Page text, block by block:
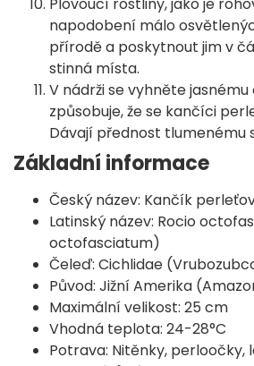
Plovoucí rostliny, jako je
napodobení málo
přírodě a poskytnout jim v
stinná místa.
V nádrži se vyhněte
způsobuje, že se kančíci
Dávají přednost tlumenému
Základní informace
Český název: Kančík
Latinský název: Rocio
octofasciatum)
Čeleď: Cichlidae
Původ: Jižní Amerika
Maximální velikost: 25 cm
Vhodná teplota: 24-28°C
Potrava: Nitěnky, perloočky,